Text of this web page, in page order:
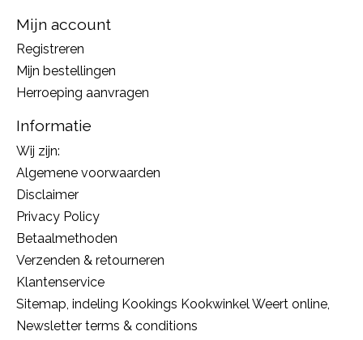
Mijn account
Registreren
Mijn bestellingen
Herroeping aanvragen
Informatie
Wij zijn:
Algemene voorwaarden
Disclaimer
Privacy Policy
Betaalmethoden
Verzenden & retourneren
Klantenservice
Sitemap, indeling Kookings Kookwinkel Weert online,
Newsletter terms & conditions